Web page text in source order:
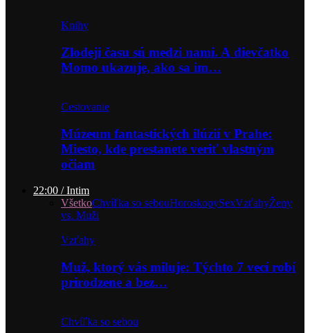
Knihy
Zlodeji času sú medzi nami. A dievčatko
Momo ukazuje, ako sa im…
Cestovanie
Múzeum fantastických ilúzií v Prahe:
Miesto, kde prestanete veriť vlastným
očiam
22:00 / Intim
VšetkoChvíľka so sebouHoroskopySexVzťahyŽeny
vs. Muži
Vzťahy
Muž, ktorý vás miluje: Týchto 7 vecí robí
prirodzene a bez…
Chvíľka so sebou